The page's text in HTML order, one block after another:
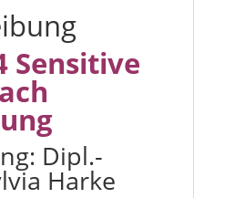
Sensitive
Dipl.-
Harke